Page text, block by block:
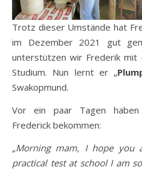
Trotz dieser Umstände hat
im Dezember 2021 gut
unterstützen wir Frederik mit
Studium. Nun lernt er „
Swakopmund.
Vor ein paar Tagen
Frederick bekommen:
„Morning mam, I hope
practical test at school I am